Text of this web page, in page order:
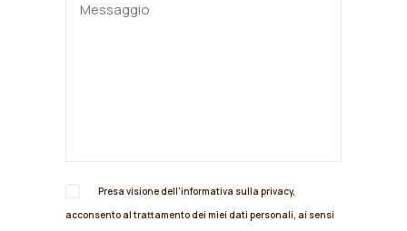
Presa visione dell'informativa sulla privacy,
acconsento al trattamento dei miei dati personali, ai sensi